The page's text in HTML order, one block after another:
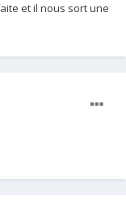
et il nous sort une